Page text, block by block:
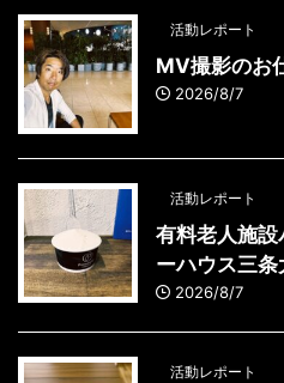
活動レポート
MV撮影のお
2026/8/7
活動レポート
有料老人施設
ーハウス三
2026/8/7
活動レポート